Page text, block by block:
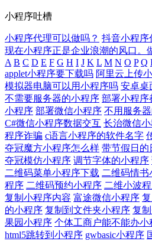
小程序吐槽
小程序代理可以做吗？ 抖音小程序
现在小程序正是企业浪潮的风口。
A B C D E F G H I J K L M N O P Q
applet小程序要下载吗 阿里云上传
模拟器电脑可以用小程序吗 安卓桌
不需要服务器的小程序 部署小程序
小程序 部署微信小程序 不用服务
C#微信小程序数据交互 长治微信
程序诈骗 c语言小程序的软件名字
夺冠魔方小程序怎么样 带节假日的
夺冠模仿小程序 调节字体的小程序
二维码菜单小程序下载 二维码情书
程序 二维码预约小程序 二维小波
复制小程序内容 富途微信小程序
的小程序 复制到文件夹小程序 复
果园小程序 个体工商户能不能办小
html5跳转到小程序 gwbasic小程序